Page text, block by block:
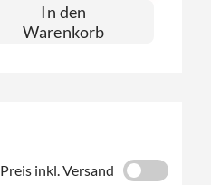
In den
Warenkorb
Preis inkl. Versand